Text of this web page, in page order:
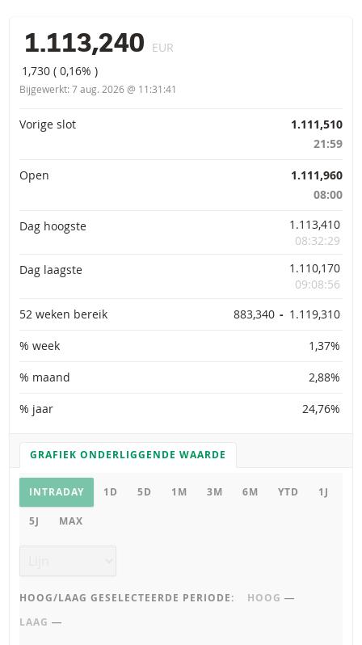
1.113,240 EUR
1,730 (0,16% )
Bijgewerkt: 7 aug. 2026 @ 11:31:41
Primaire informatie
Vorige slot
1.111,510
21:59
Open
1.111,960
08:00
Dag hoogste
1.113,410
08:32:29
Dag laagste
1.110,170
09:08:56
52 weken bereik
883,340 - 1.119,310
% week 1,37%
% maand 2,88%
% jaar 24,76%
GRAFIEK ONDERLIGGENDE WAARDE
Grafiek onderliggende waarde
GRAFIEK INSTELLINGEN
INTRADAY
1D 5D 1M 3M 6M YTD 1J
5J MAX
HOOG/LAAG GESELECTEERDE PERIODE: HOOG ―
LAAG ―